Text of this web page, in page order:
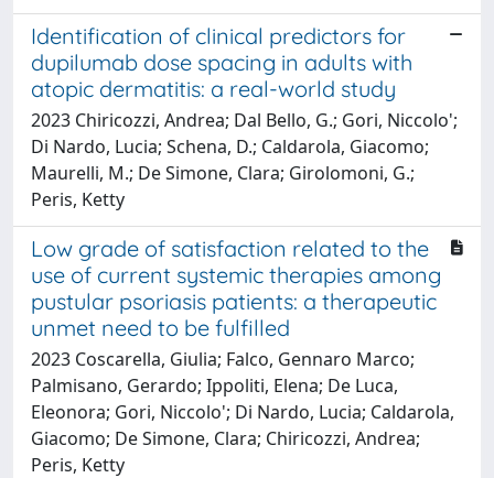
Identification of clinical predictors for
dupilumab dose spacing in adults with
atopic dermatitis: a real-world study
2023 Chiricozzi, Andrea; Dal Bello, G.; Gori, Niccolo';
Di Nardo, Lucia; Schena, D.; Caldarola, Giacomo;
Maurelli, M.; De Simone, Clara; Girolomoni, G.;
Peris, Ketty
Low grade of satisfaction related to the
use of current systemic therapies among
pustular psoriasis patients: a therapeutic
unmet need to be fulfilled
2023 Coscarella, Giulia; Falco, Gennaro Marco;
Palmisano, Gerardo; Ippoliti, Elena; De Luca,
Eleonora; Gori, Niccolo'; Di Nardo, Lucia; Caldarola,
Giacomo; De Simone, Clara; Chiricozzi, Andrea;
Peris, Ketty